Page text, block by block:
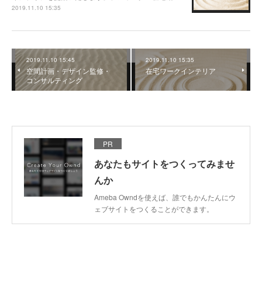
2019.11.10 15:35
2019.11.10 15:45
空間計画・デザイン監修・
コンサルティング
2019.11.10 15:35
在宅ワークインテリア
PR
あなたもサイトをつくってみませ
んか
Ameba Owndを使えば、誰でもかんたんにウ
ェブサイトをつくることができます。